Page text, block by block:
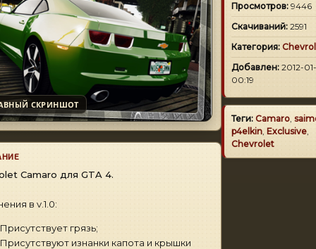
СКРИНШОТ
Camaro для GTA 4.
в v.1.0:
Присутствует грязь;
Присутствуют изнанки капота и крышки
Просмотров: 9446
Скачиваний: 2591
Категория:
Добавлен: 2012-01-
00:19
Теги: Camaro,
p4elkin, Exclusive,
Chevrolet